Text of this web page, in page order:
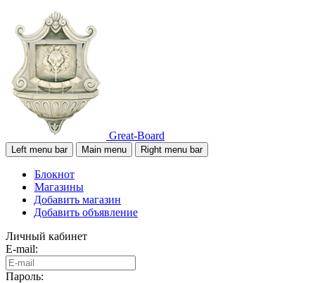
Great-Board
Left menu bar Main menu Right menu bar
Блокнот
Магазины
Добавить магазин
Добавить объявление
Личный кабинет
E-mail:
Пароль: